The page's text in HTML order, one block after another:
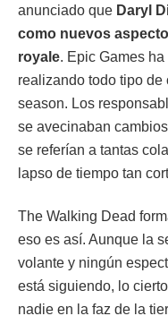
anunciado que Daryl
como nuevos
royale. Epic Games
realizando todo tipo
season. Los
se avecinaban
se referían a tantas
lapso de tiempo tan
The Walking Dead
eso es así. Aunque la
volante y ningún
está siguiendo, lo
nadie en la faz de la